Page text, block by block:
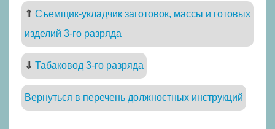
⇑ Съемщик-укладчик заготовок, массы и готовых
изделий 3-го разряда
⇓ Табаковод 3-го разряда
Вернуться в перечень должностных инструкций